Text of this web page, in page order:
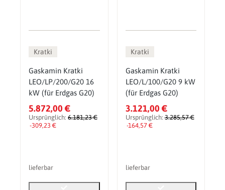
Kratki
Gaskamin Kratki
LEO/LP/200/G20 16
kW (für Erdgas G20)
5.872,00 €
Ursprünglich: 6.181,23 €
-309,23 €
lieferbar
Kratki
Gaskamin Kratki
LEO/L/100/G20 9 kW
(für Erdgas G20)
3.121,00 €
Ursprünglich:3.285,57 €
-164,57 €
lieferbar